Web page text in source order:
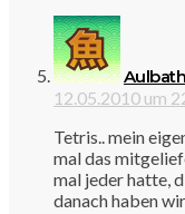
Aulbath
12.05.2010 um
Tetris.. mein
mal das
mal jeder hatte,
danach haben